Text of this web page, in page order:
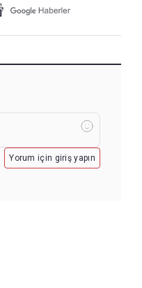
Yorum için giriş yapın